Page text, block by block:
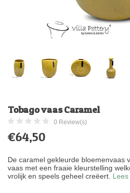
Tobago vaas Caramel
0 Review(s)
€64,50
De caramel gekleurde bloemenvaas
vaas met een fraaie kleurstelling
vrolijk en speels geheel creëert.